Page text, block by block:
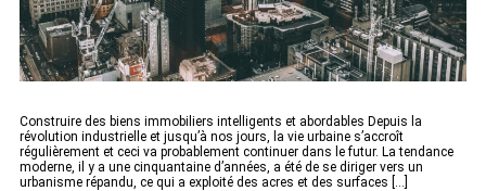
Construire des biens immobiliers intelligents et abordables Depuis la
révolution industrielle et jusqu’à nos jours, la vie urbaine s’accroît
régulièrement et ceci va probablement continuer dans le futur. La tendance
moderne, il y a une cinquantaine d’années, a été de se diriger vers un
urbanisme répandu, ce qui a exploité des acres et des surfaces [...]